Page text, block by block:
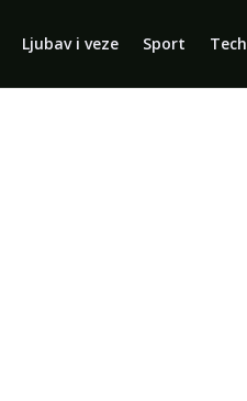
Ljubav i veze Sport Tech